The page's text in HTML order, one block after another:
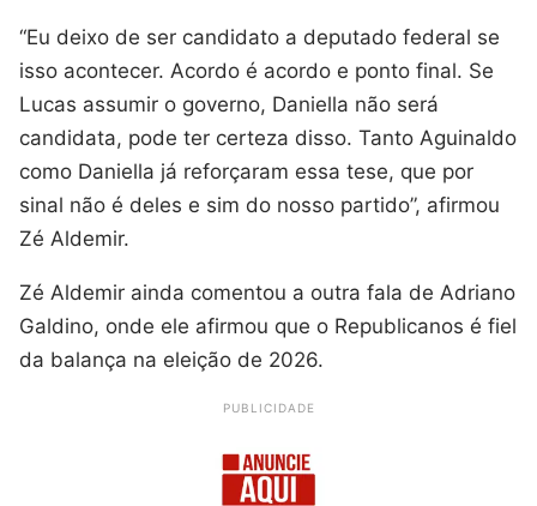
“Eu deixo de ser candidato a deputado federal se
isso acontecer. Acordo é acordo e ponto final. Se
Lucas assumir o governo, Daniella não será
candidata, pode ter certeza disso. Tanto Aguinaldo
como Daniella já reforçaram essa tese, que por
sinal não é deles e sim do nosso partido”, afirmou
Zé Aldemir.
Zé Aldemir ainda comentou a outra fala de Adriano
Galdino, onde ele afirmou que o Republicanos é fiel
da balança na eleição de 2026.
PUBLICIDADE